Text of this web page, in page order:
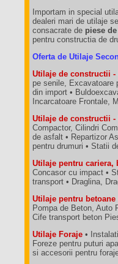
Importam in special
dealeri mari de utilaje
consacrate de piese
pentru constructia de
Oferta de Utilaje
Utilaje de constructii -
pe senile, Excavatoare
din import •
Incarcatoare Frontale,
Utilaje de constructii
Compactor, Cilindri
de asfalt • Repartizor
pentru drumuri • Statii
Utilaje pentru cariera,
Concasor cu impact •
transport • Draglina,
Utilaje pentru betoane
Pompa de Beton, Auto
Cife transport beton
Utilaje Foraje •
Foreze pentru puturi
si accesorii pentru